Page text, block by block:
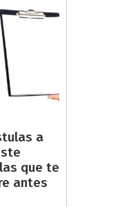
a
que te
antes